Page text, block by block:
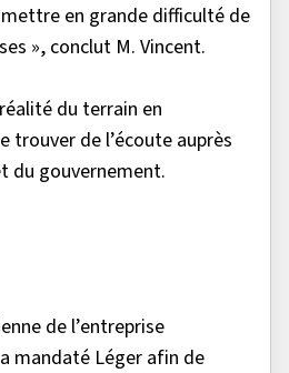
en grande difficulté de
», conclut M. Vincent.
du terrain en
trouver de l’écoute auprès
du gouvernement.
de l’entreprise
mandaté Léger afin de